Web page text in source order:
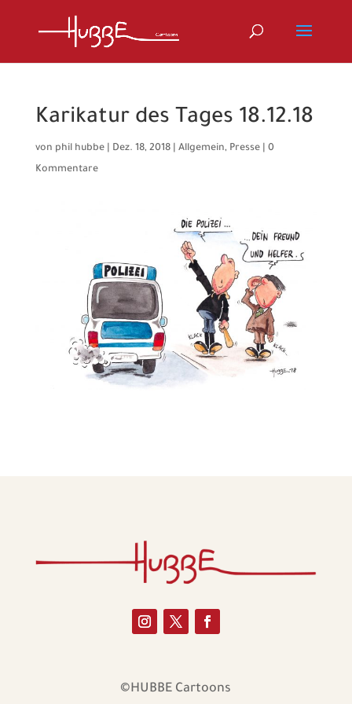
Karikatur des Tages 18.12.18
von phil hubbe| Dez. 18, 2018| Allgemein, Presse| 0
Kommentare
©HUBBE Cartoons